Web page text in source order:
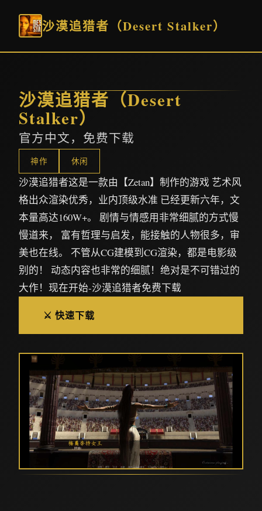
沙漠追猎者（Desert Stalker）
沙漠追猎者（Desert
Stalker）
官方中文，免费下载
神作 休闲
沙漠追猎者这是一款由【Zetan】制作的游戏 艺术风
格出众渲染优秀，业内顶级水准 已经更新六年，文
本量高达160W+。 剧情与情感用非常细腻的方式慢
慢道来， 富有哲理与启发，能接触的人物很多，审
美也在线。 不管从CG建模到CG渲染，都是电影级
别的！ 动态内容也非常的细腻！绝对是不可错过的
大作！现在开始-沙漠追猎者免费下载
⚔️ 快速下载